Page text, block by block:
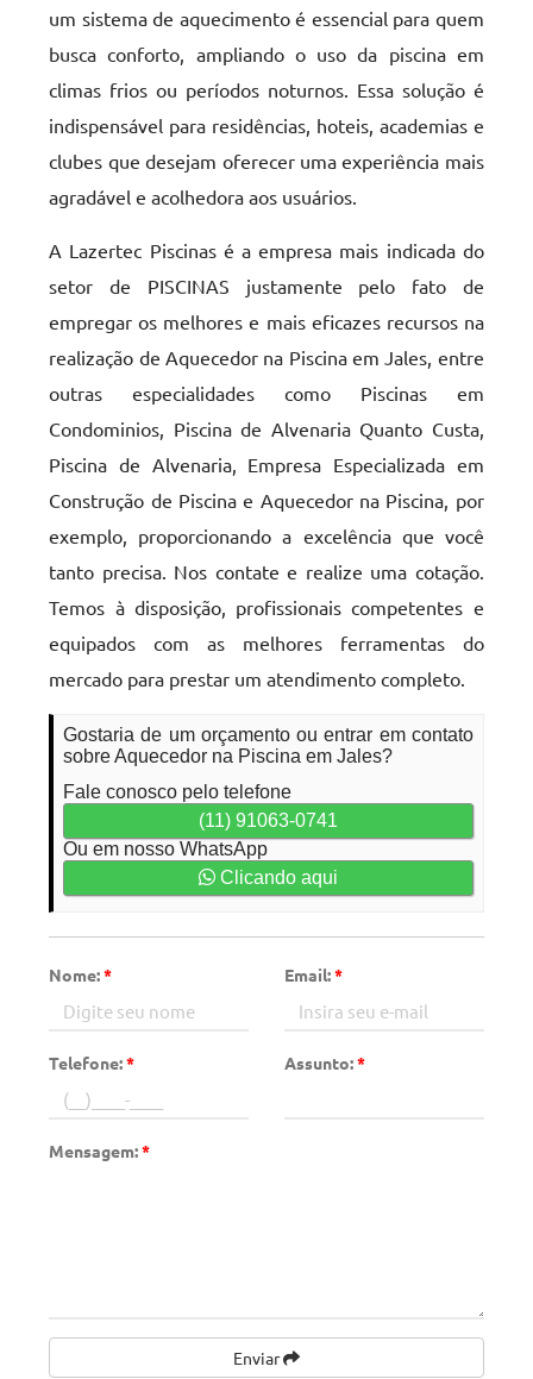
um sistema de aquecimento é essencial para quem
busca conforto, ampliando o uso da piscina em
climas frios ou períodos noturnos. Essa solução é
indispensável para residências, hoteis, academias e
clubes que desejam oferecer uma experiência mais
agradável e acolhedora aos usuários.
A Lazertec Piscinas é a empresa mais indicada do
setor de PISCINAS justamente pelo fato de
empregar os melhores e mais eficazes recursos na
realização de Aquecedor na Piscina em Jales, entre
outras especialidades como Piscinas em
Condominios, Piscina de Alvenaria Quanto Custa,
Piscina de Alvenaria, Empresa Especializada em
Construção de Piscina e Aquecedor na Piscina, por
exemplo, proporcionando a excelência que você
tanto precisa. Nos contate e realize uma cotação.
Temos à disposição, profissionais competentes e
equipados com as melhores ferramentas do
mercado para prestar um atendimento completo.
Gostaria de um orçamento ou entrar em contato
sobre Aquecedor na Piscina em Jales?
Fale conosco pelo telefone
(11) 91063-0741
Ou em nosso WhatsApp
Clicando aqui
Nome:* Email:*
Telefone:* Assunto:*
Mensagem:*
Enviar